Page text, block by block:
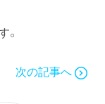
。
次の記事へ